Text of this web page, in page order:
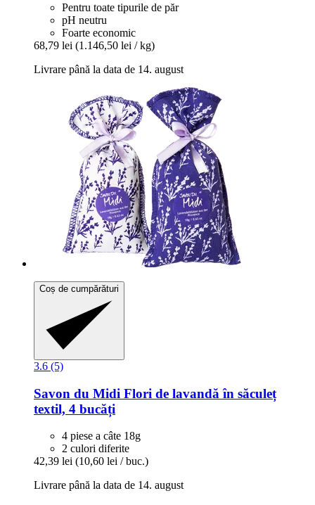
Pentru toate tipurile de păr
pH neutru
Foarte economic
68,79 lei (1.146,50 lei / kg)
Livrare până la data de 14. august
Coș de cumpărături
3.6 (5)
Savon du Midi Flori de lavandă în săculeț
textil, 4 bucăți
4 piese a câte 18g
2 culori diferite
42,39 lei (10,60 lei / buc.)
Livrare până la data de 14. august